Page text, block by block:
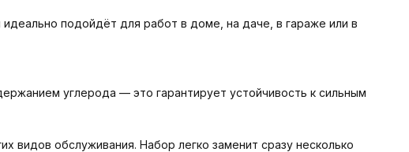
подойдёт для работ в доме, на даче, в гараже или в
углерода — это гарантирует устойчивость к сильным
обслуживания. Набор легко заменит сразу несколько